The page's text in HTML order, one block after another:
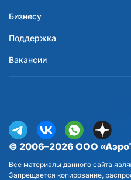
Бизнесу
Поддержка
Вакансии
© 2006–2026 ООО
Все материалы данного сайта
Запрещается копирование,